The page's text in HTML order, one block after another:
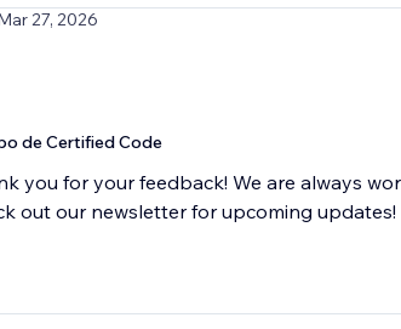
27, 2026
de Certified Code
you for your feedback! We are always
out our newsletter for upcoming updates!